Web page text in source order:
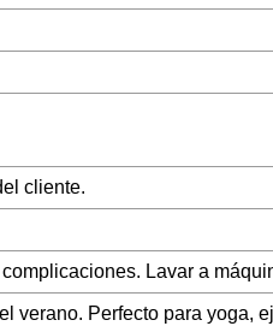
cliente.
Lavar a
verano. Perfecto para yoga,